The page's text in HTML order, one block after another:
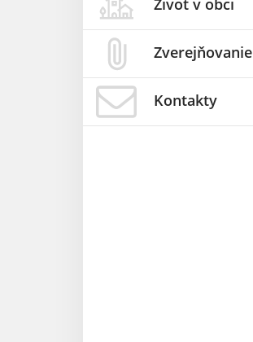
Zverejňovanie
Kontakty